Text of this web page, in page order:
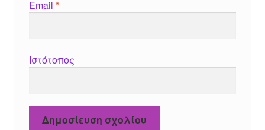
Email *
Ιστότοπος